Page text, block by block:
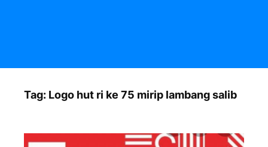
Tag: Logo hut ri ke 75 mirip lambang salib